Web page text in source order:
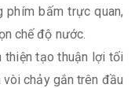
phím bấm trực quan,
chế độ nước.
thiện tạo thuận lợi tối
chảy gắn trên đầu